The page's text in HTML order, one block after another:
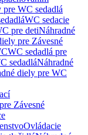
WC sedadlá
WC sedacie
pre detiNáhradné
pre Závesné
WC sedadlá pre
sedadláNáhradné
diely pre WC
Závesné
Ovládacie